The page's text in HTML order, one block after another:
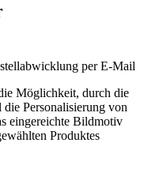
per E-Mail
Möglichkeit, durch die
Personalisierung von
eingereichte Bildmotiv
Produktes